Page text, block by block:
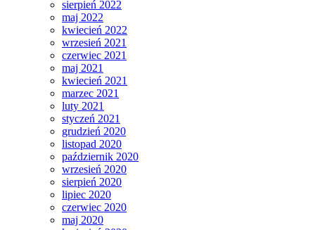
sierpień 2022
maj 2022
kwiecień 2022
wrzesień 2021
czerwiec 2021
maj 2021
kwiecień 2021
marzec 2021
luty 2021
styczeń 2021
grudzień 2020
listopad 2020
październik 2020
wrzesień 2020
sierpień 2020
lipiec 2020
czerwiec 2020
maj 2020